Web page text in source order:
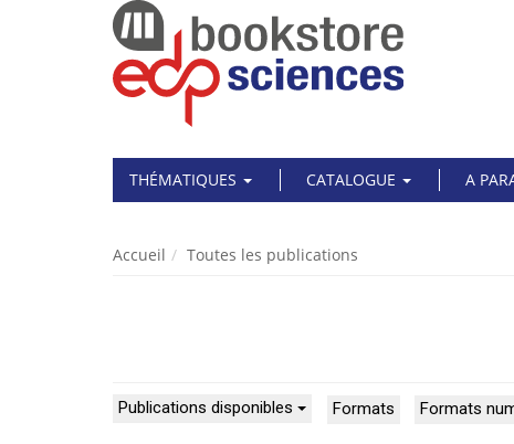
THÉMATIQUES
CATALOGUE A
Accueil Toutes les publications
Publications disponibles Formats Formats